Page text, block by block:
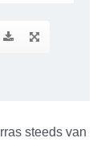
steeds van